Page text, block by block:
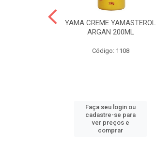
YAMA CREME YAMASTEROL
ARGAN 200ML
Código: 1108
Faça seu login ou
cadastre-se para
ver preços e
comprar